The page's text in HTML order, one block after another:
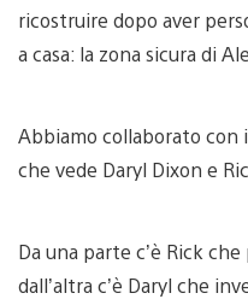
ricostruire dopo aver
a casa: la zona sicura di
Abbiamo collaborato con
che vede Daryl Dixon e
Da una parte c’è Rick
dall’altra c’è Daryl che